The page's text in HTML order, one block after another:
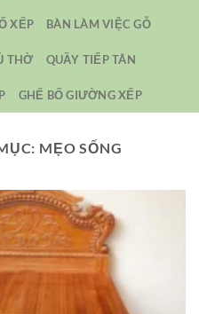
XẾP BÀN LÀM VIỆC GỖ
THỜ QUẦY TIẾP TÂN
GHẾ BỐ GIƯỜNG XẾP
MẸO SỐNG